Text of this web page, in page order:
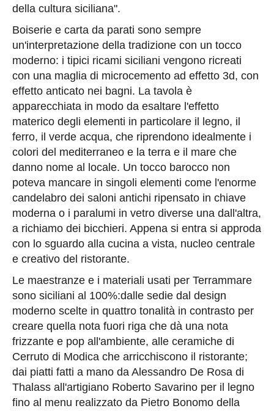
della cultura siciliana".
Boiserie e carta da parati sono sempre
un'interpretazione della tradizione con un tocco
moderno: i tipici ricami siciliani vengono ricreati
con una maglia di microcemento ad effetto 3d, con
effetto anticato nei bagni. La tavola è
apparecchiata in modo da esaltare l'effetto
materico degli elementi in particolare il legno, il
ferro, il verde acqua, che riprendono idealmente i
colori del mediterraneo e la terra e il mare che
danno nome al locale. Un tocco barocco non
poteva mancare in singoli elementi come l'enorme
candelabro dei saloni antichi ripensato in chiave
moderna o i paralumi in vetro diverse una dall'altra,
a richiamo dei bicchieri. Appena si entra si approda
con lo sguardo alla cucina a vista, nucleo centrale
e creativo del ristorante.
Le maestranze e i materiali usati per Terrammare
sono siciliani al 100%:dalle sedie dal design
moderno scelte in quattro tonalità in contrasto per
creare quella nota fuori riga che dà una nota
frizzante e pop all'ambiente, alle ceramiche di
Cerruto di Modica che arricchiscono il ristorante;
dai piatti fatti a mano da Alessandro De Rosa di
Thalass all'artigiano Roberto Savarino per il legno
fino al menu realizzato da Pietro Bonomo della